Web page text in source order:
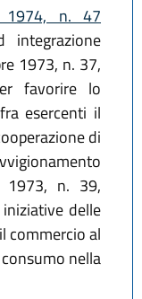
1974, n. 47
integrazione
1973, n. 37,
favorire lo
esercenti il
di
1973, n. 39,
delle
commercio al
nella